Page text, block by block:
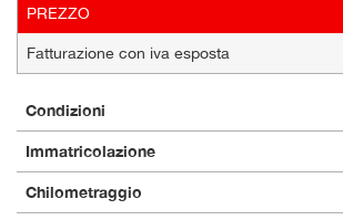
PREZZO
Fatturazione con iva esposta
Condizioni
Immatricolazione
Chilometraggio